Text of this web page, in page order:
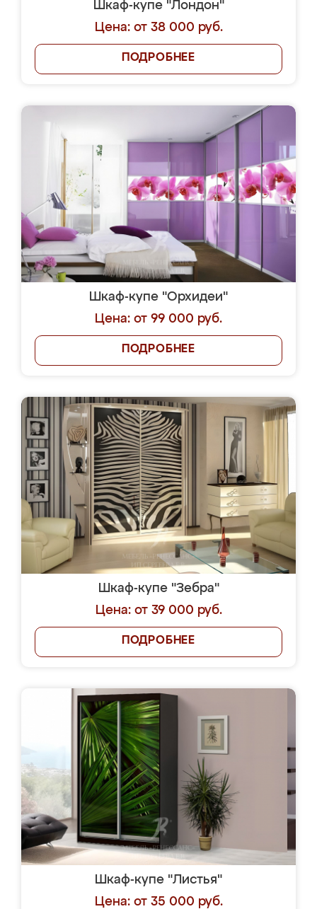
Шкаф-купе "Лондон"
Цена: от 38 000 руб.
ПОДРОБНЕЕ
Шкаф-купе "Орхидеи"
Цена: от 99 000 руб.
ПОДРОБНЕЕ
Шкаф-купе "Зебра"
Цена: от 39 000 руб.
ПОДРОБНЕЕ
Шкаф-купе "Листья"
Цена: от 35 000 руб.